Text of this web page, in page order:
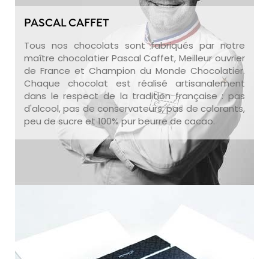
PASCAL CAFFET
Tous nos chocolats sont fabriqués par notre
maître chocolatier Pascal Caffet, Meilleur ouvrier
de France et Champion du Monde Chocolatier.
Chaque chocolat est réalisé artisanalement
dans le respect de la tradition française : pas
d'alcool, pas de conservateurs, pas de colorants,
peu de sucre et 100% pur beurre de cacao.